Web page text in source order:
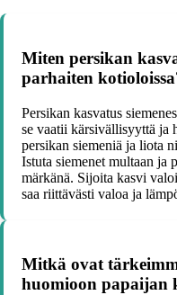
Miten persikan
parhaiten
Persikan kasvatus
se vaatii kärsivällisyyttä ja
persikan siemeniä ja liota
Istuta siemenet multaan ja
märkänä. Sijoita kasvi
saa riittävästi valoa ja
Mitkä ovat
huomioon papaijan